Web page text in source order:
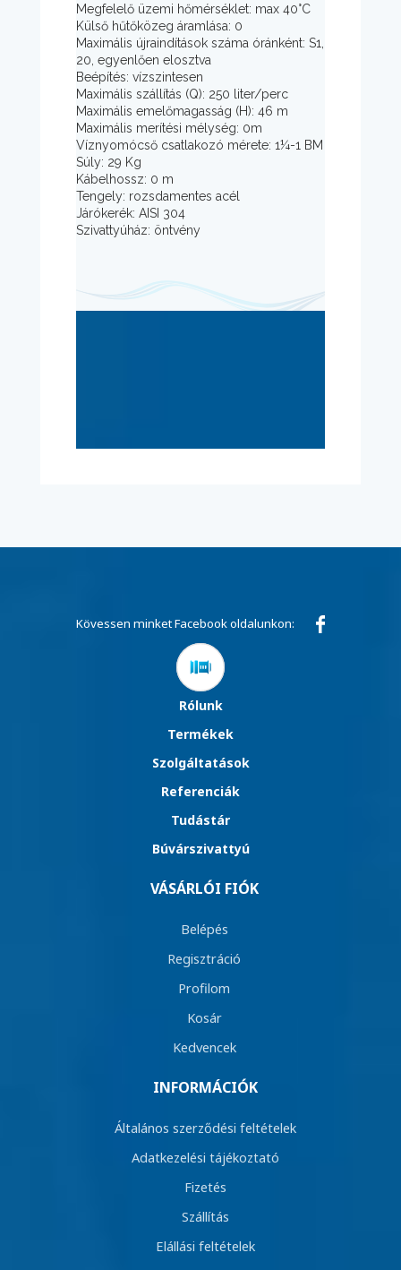
Megfelelő üzemi hőmérséklet: max 40°C
Külső hűtőközeg áramlása: 0
Maximális újraindítások száma óránként: S1,
20, egyenlően elosztva
Beépítés: vízszintesen
Maximális szállítás (Q): 250 liter/perc
Maximális emelőmagasság (H): 46 m
Maximális merítési mélység: 0m
Víznyomócső csatlakozó mérete: 1¼-1 BM
Súly: 29 Kg
Kábelhossz: 0 m
Tengely: rozsdamentes acél
Járókerék: AISI 304
Szivattyúház: öntvény
Kövessen minket Facebook oldalunkon:
Rólunk
Termékek
Szolgáltatások
Referenciák
Tudástár
Búvárszivattyú
VÁSÁRLÓI FIÓK
Belépés
Regisztráció
Profilom
Kosár
Kedvencek
INFORMÁCIÓK
Általános szerződési feltételek
Adatkezelési tájékoztató
Fizetés
Szállítás
Elállási feltételek